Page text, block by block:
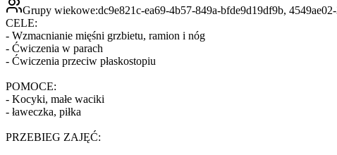
Grupy wiekowe:dc9e821c-ea69-4b57-849a-bfde9d19df9b,
CELE:
- Wzmacnianie mięśni grzbietu, ramion i nóg
- Ćwiczenia w parach
- Ćwiczenia przeciw płaskostopiu
POMOCE:
- Kocyki, małe waciki
- ławeczka, piłka
PRZEBIEG ZAJĘĆ: